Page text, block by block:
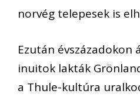
norvég telepesek is
Ezután évszázadokon
inuitok lakták
a Thule-kultúra